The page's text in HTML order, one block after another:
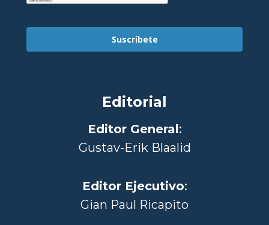
Suscríbete
Editorial
Editor General:
Gustav-Erik Blaalid
Editor Ejecutivo:
Gian Paul Ricapito